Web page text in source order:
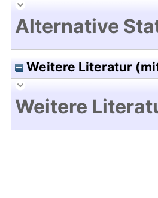
Alternative
Weitere Literatur
Weitere